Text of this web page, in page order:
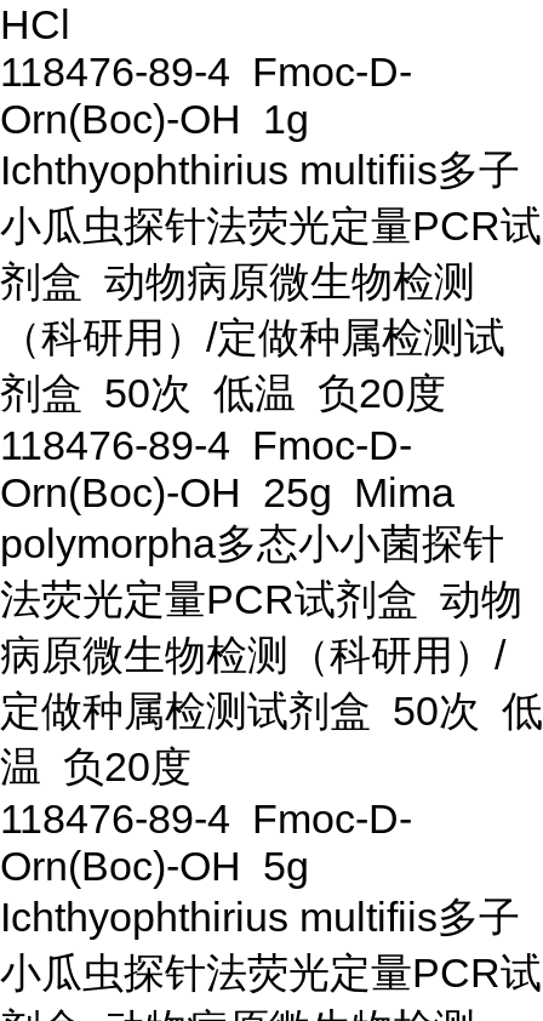
HCl
118476-89-4 Fmoc-D-
Orn(Boc)-OH 1g
Ichthyophthirius multifiis多子
小瓜虫探针法荧光定量PCR试
剂盒 动物病原微生物检测
（科研用）/定做种属检测试
剂盒 50次 低温 负20度
118476-89-4 Fmoc-D-
Orn(Boc)-OH 25g Mima
polymorpha多态小小菌探针
法荧光定量PCR试剂盒 动物
病原微生物检测（科研用）/
定做种属检测试剂盒 50次 低
温 负20度
118476-89-4 Fmoc-D-
Orn(Boc)-OH 5g
Ichthyophthirius multifiis多子
小瓜虫探针法荧光定量PCR试